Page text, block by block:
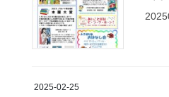
2025-02-25